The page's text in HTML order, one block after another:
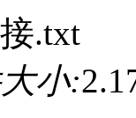
.txt
小: